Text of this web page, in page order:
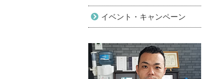
イベント・キャンペーン